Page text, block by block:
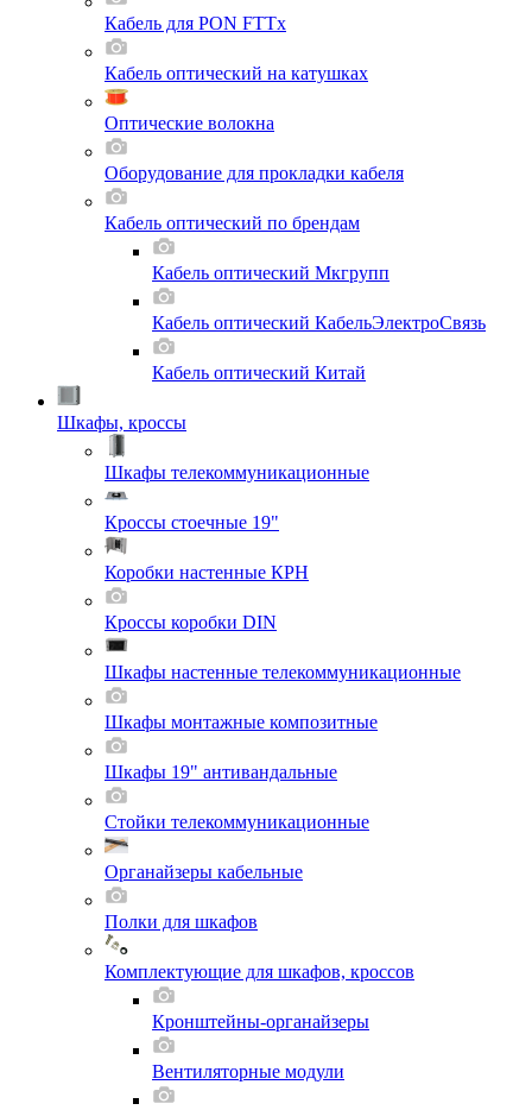
Кабель для PON FTTx
Кабель оптический на катушках
Оптические волокна
Оборудование для прокладки кабеля
Кабель оптический по брендам
Кабель оптический Мкгрупп
Кабель оптический КабельЭлектроСвязь
Кабель оптический Китай
Шкафы, кроссы
Шкафы телекоммуникационные
Кроссы стоечные 19"
Коробки настенные КРН
Кроссы коробки DIN
Шкафы настенные телекоммуникационные
Шкафы монтажные композитные
Шкафы 19" антивандальные
Стойки телекоммуникационные
Органайзеры кабельные
Полки для шкафов
Комплектующие для шкафов, кроссов
Кронштейны-органайзеры
Вентиляторные модули